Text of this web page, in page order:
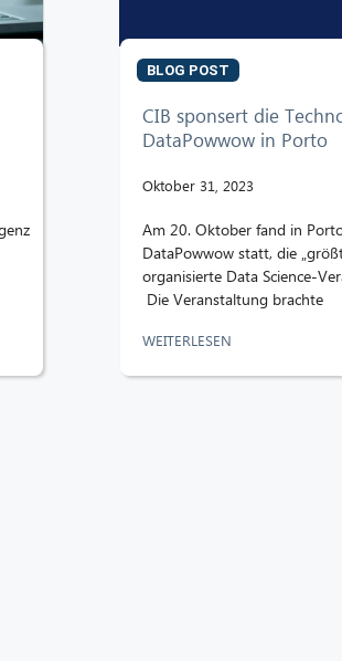
BLOG POST
CIB sponsert die
DataPowwow in Porto
Oktober 31, 2023
Am 20. Oktober fand in
DataPowwow statt, die
organisierte Data Science-
Die Veranstaltung brachte
WEITERLESEN